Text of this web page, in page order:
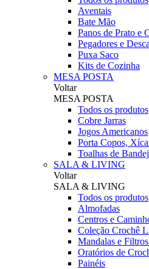
Aventais
Bate Mão
Panos de Prato e
Pegadores e
Puxa Saco
Kits de Cozinha
MESA POSTA
Voltar
MESA POSTA
Todos os produtos
Cobre Jarras
Jogos Americanos
Porta Copos,
Toalhas de
SALA & LIVING
Voltar
SALA & LIVING
Todos os produtos
Almofadas
Centros e
Coleção Crochê
Mandalas e
Oratórios de
Painéis